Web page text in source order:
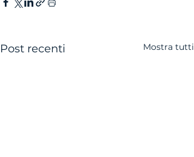
Post recenti Mostra tutti